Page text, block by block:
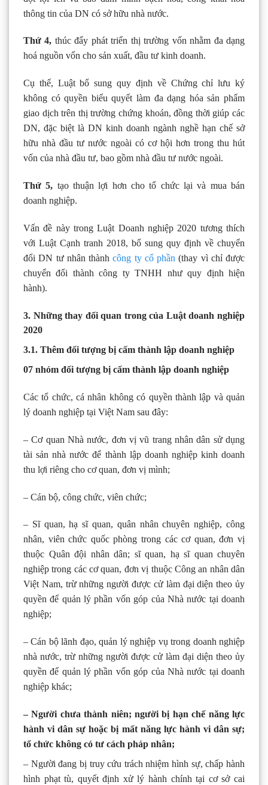
thông tin của DN có sở hữu nhà nước.
Thứ 4, thúc đẩy phát triển thị trường vốn nhằm đa dạng
hoá nguồn vốn cho sản xuất, đầu tư kinh doanh.
Cụ thể, Luật bổ sung quy định về Chứng chỉ lưu ký
không có quyền biểu quyết làm đa dạng hóa sản phẩm
giao dịch trên thị trường chứng khoán, đồng thời giúp các
DN, đặc biệt là DN kinh doanh ngành nghề hạn chế sở
hữu nhà đầu tư nước ngoài có cơ hội hơn trong thu hút
vốn của nhà đầu tư, bao gồm nhà đầu tư nước ngoài.
Thứ 5, tạo thuận lợi hơn cho tổ chức lại và mua bán
doanh nghiệp.
Vấn đề này trong Luật Doanh nghiệp 2020 tương thích
với Luật Cạnh tranh 2018, bổ sung quy định về chuyển
đổi DN tư nhân thànhcông ty cổ phần (thay vì chỉ được
chuyển đổi thành công ty TNHH như quy định hiện
hành).
3. Những thay đổi quan trong của Luật doanh nghiệp
2020
3.1. Thêm đối tượng bị cấm thành lập doanh nghiệp
07 nhóm đối tượng bị cấm thành lập doanh nghiệp
Các tổ chức, cá nhân không có quyền thành lập và quản
lý doanh nghiệp tại Việt Nam sau đây:
– Cơ quan Nhà nước, đơn vị vũ trang nhân dân sử dụng
tài sản nhà nước để thành lập doanh nghiệp kinh doanh
thu lợi riêng cho cơ quan, đơn vị mình;
– Cán bộ, công chức, viên chức;
– Sĩ quan, hạ sĩ quan, quân nhân chuyên nghiệp, công
nhân, viên chức quốc phòng trong các cơ quan, đơn vị
thuộc Quân đội nhân dân; sĩ quan, hạ sĩ quan chuyên
nghiệp trong các cơ quan, đơn vị thuộc Công an nhân dân
Việt Nam, trừ những người được cử làm đại diện theo ủy
quyền để quản lý phần vốn góp của Nhà nước tại doanh
nghiệp;
– Cán bộ lãnh đạo, quản lý nghiệp vụ trong doanh nghiệp
nhà nước, trừ những người được cử làm đại diện theo ủy
quyền để quản lý phần vốn góp của Nhà nước tại doanh
nghiệp khác;
– Người chưa thành niên; người bị hạn chế năng lực
hành vi dân sự hoặc bị mất năng lực hành vi dân sự;
tổ chức không có tư cách pháp nhân;
– Người đang bị truy cứu trách nhiệm hình sự, chấp hành
hình phạt tù, quyết định xử lý hành chính tại cơ sở cai